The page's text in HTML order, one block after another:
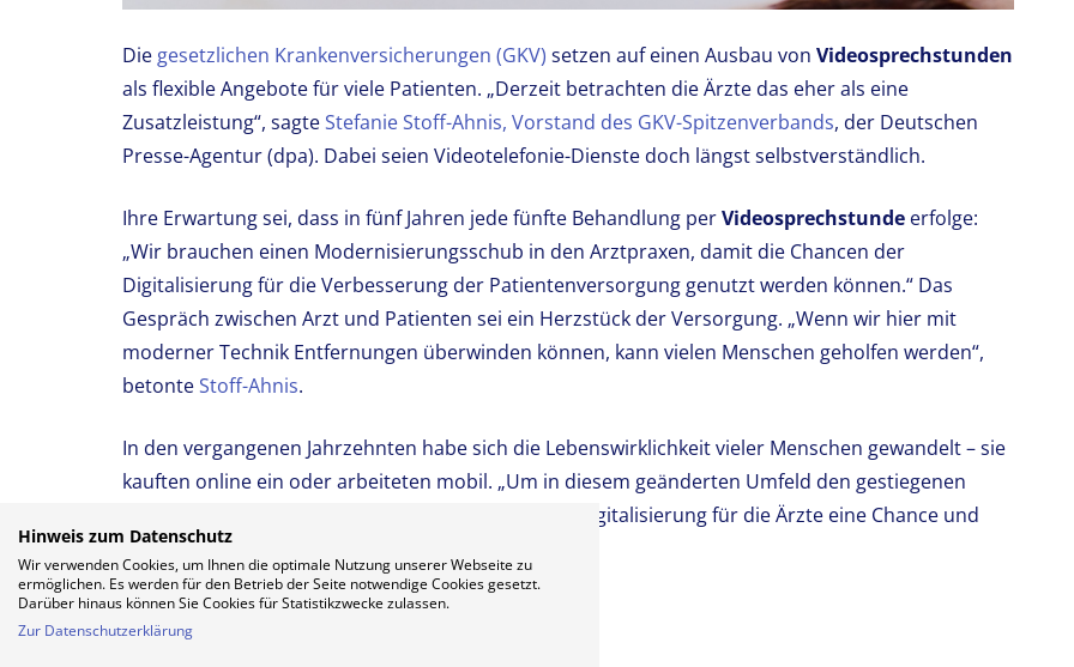
Die gesetzlichen Krankenversicherungen (GKV) setzen auf einen Ausbau von Videosprechstunden
als flexible Angebote für viele Patienten. „Derzeit betrachten die Ärzte das eher als eine
Zusatzleistung“, sagteStefanie Stoff-Ahnis, Vorstand des GKV-Spitzenverbands, der Deutschen
Presse-Agentur (dpa). Dabei seien Videotelefonie-Dienste doch längst selbstverständlich.
Ihre Erwartung sei, dass in fünf Jahren jede fünfte Behandlung perVideosprechstunde erfolge:
„Wir brauchen einen Modernisierungsschub in den Arztpraxen, damit die Chancen der
Digitalisierung für die Verbesserung der Patientenversorgung genutzt werden können.“ Das
Gespräch zwischen Arzt und Patienten sei ein Herzstück der Versorgung. „Wenn wir hier mit
moderner Technik Entfernungen überwinden können, kann vielen Menschen geholfen werden“,
betonteStoff-Ahnis.
In den vergangenen Jahrzehnten habe sich die Lebenswirklichkeit vieler Menschen gewandelt – sie
kauften online ein oder arbeiteten mobil. „Um in diesem geänderten Umfeld den gestiegenen
Anforderungen gerecht werden zu können, ist die Digitalisierung für die Ärzte eine Chance und
kein Risiko“, erklärte
/dpa
Hinweis zum Datenschutz
Wir verwenden Cookies, um Ihnen die optimale Nutzung unserer Webseite zu
ermöglichen. Es werden für den Betrieb der Seite notwendige Cookies gesetzt.
Darüber hinaus können Sie Cookies für Statistikzwecke zulassen.
Zur Datenschutzerklärung